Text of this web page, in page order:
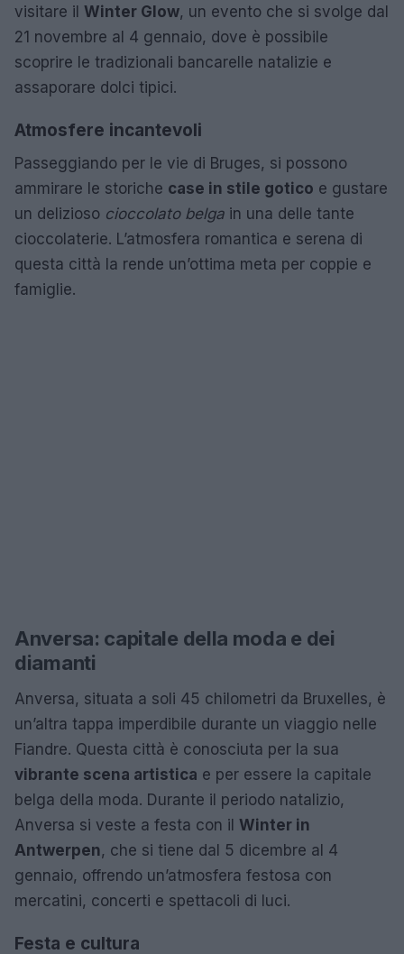
visitare il Winter Glow, un evento che si svolge dal
21 novembre al 4 gennaio, dove è possibile
scoprire le tradizionali bancarelle natalizie e
assaporare dolci tipici.
Atmosfere incantevoli
Passeggiando per le vie di Bruges, si possono
ammirare le storiche case in stile gotico e gustare
un delizioso cioccolato belga in una delle tante
cioccolaterie. L’atmosfera romantica e serena di
questa città la rende un’ottima meta per coppie e
famiglie.
Anversa: capitale della moda e dei
diamanti
Anversa, situata a soli 45 chilometri da Bruxelles, è
un’altra tappa imperdibile durante un viaggio nelle
Fiandre. Questa città è conosciuta per la sua
vibrante scena artistica e per essere la capitale
belga della moda. Durante il periodo natalizio,
Anversa si veste a festa con il Winter in
Antwerpen, che si tiene dal 5 dicembre al 4
gennaio, offrendo un’atmosfera festosa con
mercatini, concerti e spettacoli di luci.
Festa e cultura